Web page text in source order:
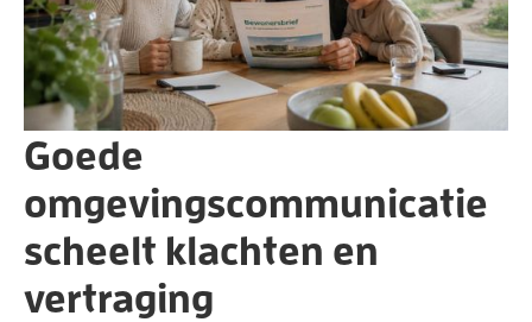
Goede
omgevingscommunicatie
scheelt klachten en
vertraging